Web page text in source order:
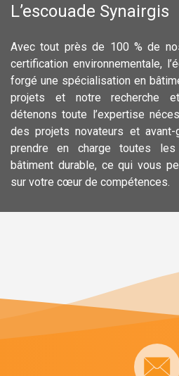
L’escouade Synairgis
Avec tout près de 100 % de
certification environnementale,
forgé une spécialisation en
projets et notre recherche
détenons toute l’expertise
des projets novateurs et avant-
prendre en charge toutes
bâtiment durable, ce qui vous
sur votre cœur de compétences.